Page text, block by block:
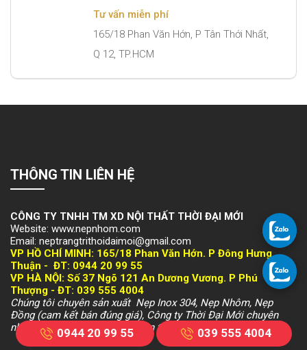
Tư vấn miễn phí
165/18 Phan Văn Hớn, P Tân Thới Nhất,
Q 12, TP.HCM
THÔNG TIN LIÊN HỆ
CÔNG TY TNHH TM XD NỘI THẤT THỜI ĐẠI MỚI
Website: www.nepnhom.com
Email: neptrangtrithoidaimoi@gmail.com
VP HỒ CHÍ MINH: 165/18 Phan Văn Hớn. P Đông Hưng
Thuận - ĐT: 0944 20 99 55
VP HÀ NỘI: Số 37 Ngõ 121 An Dương Vương. P Phú
Thượng - ĐT: 039 555 4004
Chúng tôi chuyên sản xuất Nẹp Inox 304, Nẹp Nhôm, Nẹp
Đồng (cam kết bán đúng giá), Công ty Thời Đại Mới chuyên
nhận sản xuất và phân phối trên toàn quốc.
0944 20 99 55 039 555 4004